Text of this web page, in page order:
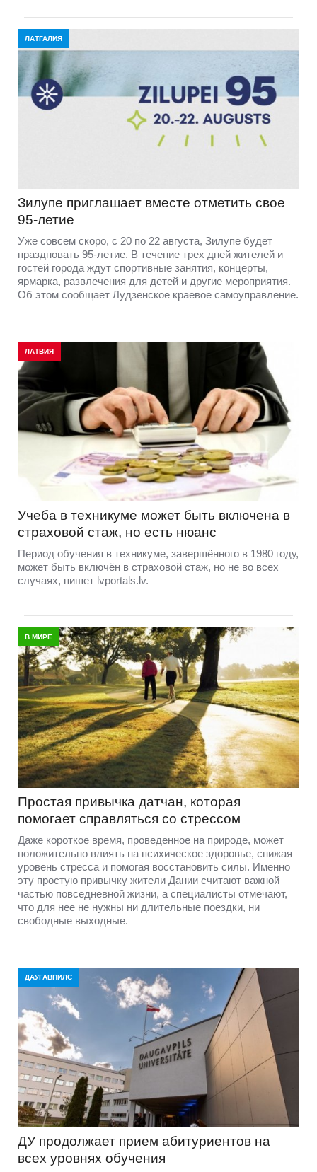
ЛАТГАЛИЯ
Зилупе приглашает вместе отметить свое
95-летие
Уже совсем скоро, с 20 по 22 августа, Зилупе будет
праздновать 95-летие. В течение трех дней жителей и
гостей города ждут спортивные занятия, концерты,
ярмарка, развлечения для детей и другие мероприятия.
Об этом сообщает Лудзенское краевое самоуправление.
ЛАТВИЯ
Учеба в техникуме может быть включена в
страховой стаж, но есть нюанс
Период обучения в техникуме, завершённого в 1980 году,
может быть включён в страховой стаж, но не во всех
случаях, пишет lvportals.lv.
В МИРЕ
Простая привычка датчан, которая
помогает справляться со стрессом
Даже короткое время, проведенное на природе, может
положительно влиять на психическое здоровье, снижая
уровень стресса и помогая восстановить силы. Именно
эту простую привычку жители Дании считают важной
частью повседневной жизни, а специалисты отмечают,
что для нее не нужны ни длительные поездки, ни
свободные выходные.
ДАУГАВПИЛС
ДУ продолжает прием абитуриентов на
всех уровнях обучения